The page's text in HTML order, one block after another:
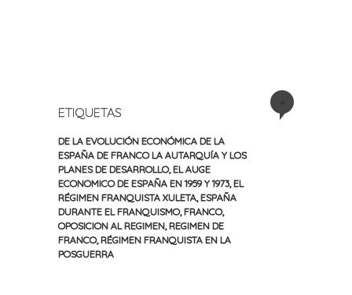
ETIQUETAS
DE LA EVOLUCIÓN ECONÓMICA DE LA
ESPAÑA DE FRANCO LA AUTARQUÍA Y LOS
PLANES DE DESARROLLO, EL AUGE
ECONOMICO DE ESPAÑA EN 1959 Y 1973, EL
RÉGIMEN FRANQUISTA XULETA ESPAÑA
DURANTE EL FRANQUISMO, FRANCO,
OPOSICION AL REGIMEN REGIMEN DE
FRANCO, RÉGIMEN FRANQUISTA EN LA
POSGUERRA